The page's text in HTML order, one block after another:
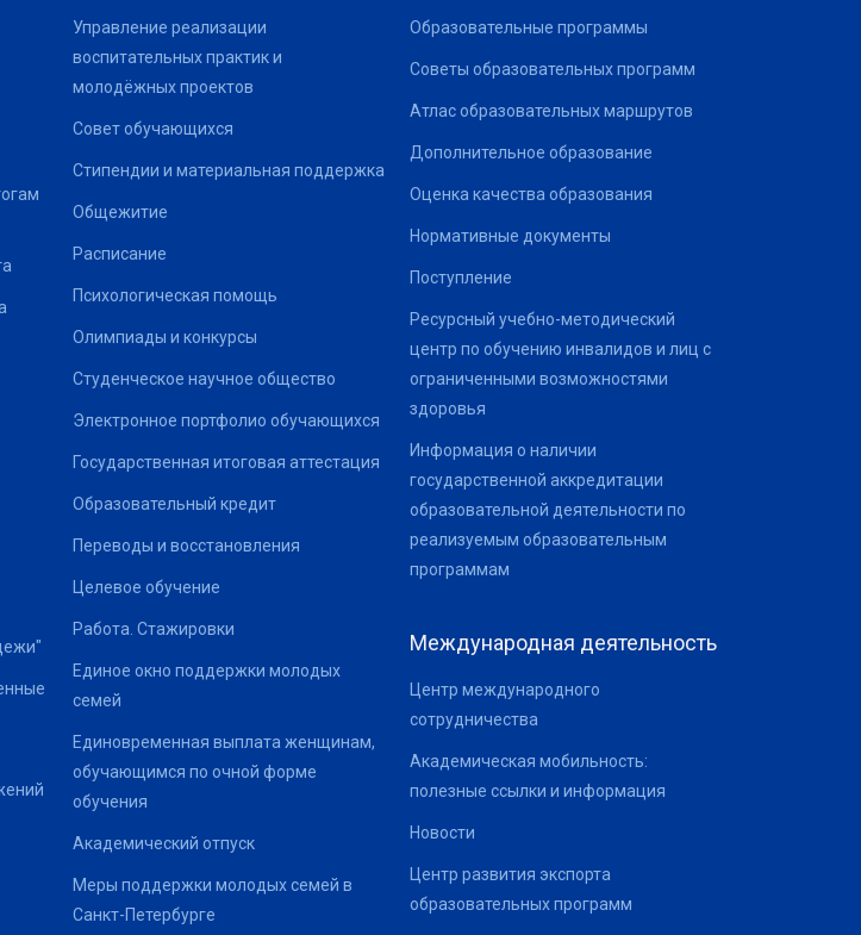
Управление реализации
воспитательных практик и
молодёжных проектов
Совет обучающихся
Стипендии и материальная поддержка
Общежитие
Расписание
Психологическая помощь
Олимпиады и конкурсы
Студенческое научное общество
Электронное портфолио обучающихся
Государственная итоговая аттестация
Образовательный кредит
Переводы и восстановления
Целевое обучение
Работа. Стажировки
Единое окно поддержки молодых
семей
Единовременная выплата женщинам,
обучающимся по очной форме
обучения
Академический отпуск
Меры поддержки молодых семей в
Санкт-Петербурге
Образовательные программы
Советы образовательных программ
Атлас образовательных маршрутов
Дополнительное образование
Оценка качества образования
Нормативные документы
Поступление
Ресурсный учебно-методический
центр по обучению инвалидов и лиц с
ограниченными возможностями
здоровья
Информация о наличии
государственной аккредитации
образовательной деятельности по
реализуемым образовательным
программам
Международная деятельность
Центр международного
сотрудничества
Академическая мобильность:
полезные ссылки и информация
Новости
Центр развития экспорта
образовательных программ